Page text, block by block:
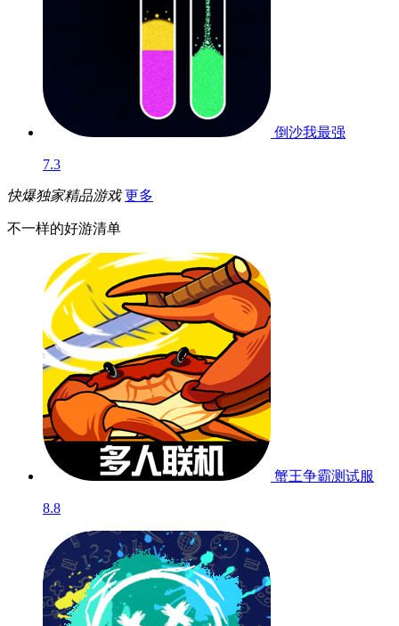
倒沙我最强
7.3
快爆独家精品游戏 更多
不一样的好游清单
蟹王争霸测试服
8.8